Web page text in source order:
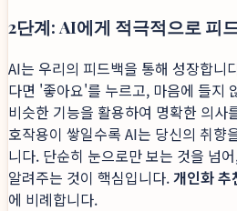
2단계: AI에게 적극적으로 피
AI는 우리의 피드백을 통해 성장합니
다면 '좋아요'를 누르고, 마음에 들지
비슷한 기능을 활용하여 명확한 의사
호작용이 쌓일수록 AI는 당신의 취향
니다. 단순히 눈으로만 보는 것을 넘
알려주는 것이 핵심입니다.개인화 추
에 비례합니다.